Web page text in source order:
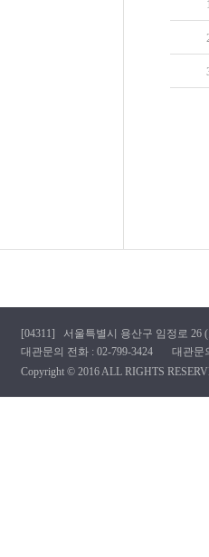
[04311] 서울특별시 용산구 임정로
대관문의 전화 : 02-799-3424 대관문
Copyright © 2016 ALL RIGHTS